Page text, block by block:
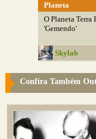
Planeta
O Planeta Terra
'Gemendo'
Skylab
Confira Também